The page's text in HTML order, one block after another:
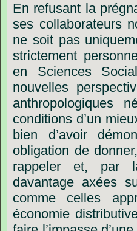
En refusant la
ses collaborateurs
ne soit pas
strictement
en
Sciences
nouvelles
anthropologiques
conditions d’un
bien
d’avoir
obligation de donner,
rappeler
et, par
davantage axées
comme
celles
économie